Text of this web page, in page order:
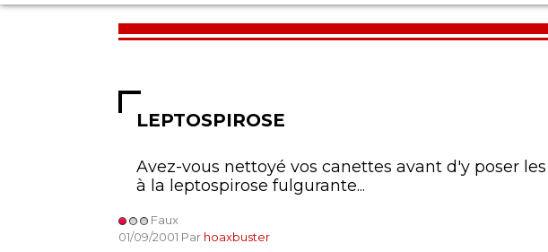
LEPTOSPIROSE
Avez-vous nettoyé vos canettes avant d'y poser
à la leptospirose fulgurante...
Faux
01/09/2001 Par hoaxbuster